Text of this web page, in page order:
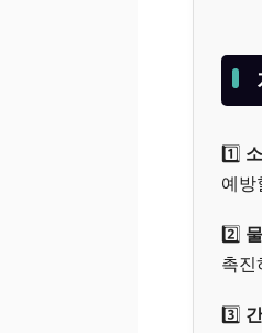
1️⃣
예방
2️⃣
촉진
3️⃣